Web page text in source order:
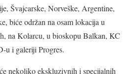
Švajcarske, Norveške, Argentine,
biće održan na osam lokacija u
na Kolarcu, u bioskopu Balkan, KC
u i galeriji Progres.
nekoliko ekskluzivnih i specijalnih